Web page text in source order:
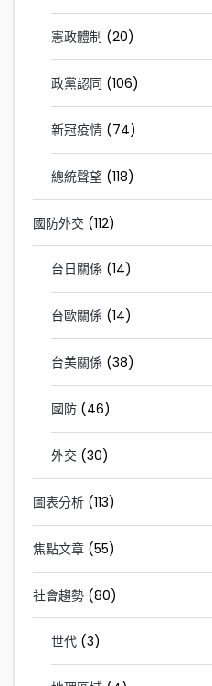
憲政體制 (20)
政黨認同 (106)
新冠疫情 (74)
總統聲望 (118)
國防外交 (112)
台日關係 (14)
台歐關係 (14)
台美關係 (38)
國防 (46)
外交 (30)
圖表分析 (113)
焦點文章 (55)
社會趨勢 (80)
世代 (3)